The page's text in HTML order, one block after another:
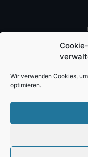
Wir verwenden Cookies,
optimieren.
© 2024 IVE –